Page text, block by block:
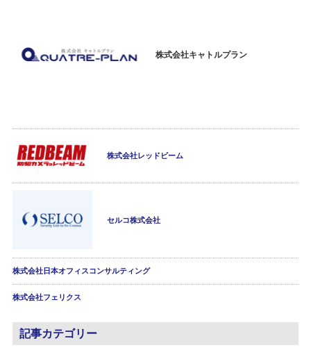
株式会社キャトルプラン
株式会社レッドビーム
セルコ株式会社
株式会社日本オフィスコンサルティング
株式会社フェリクス
記事カテゴリー